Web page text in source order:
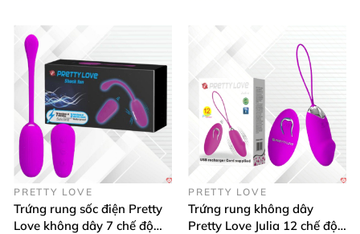
PRETTY LOVE
Trứng rung sốc điện Pretty
Love không dây 7 chế độ
PRETTY LOVE
Trứng rung không dây
Pretty Love Julia 12 chế độ